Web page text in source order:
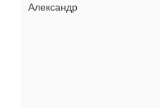
Александр